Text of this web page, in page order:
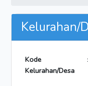
Kelurahan/
Kode
Kelurahan/Desa